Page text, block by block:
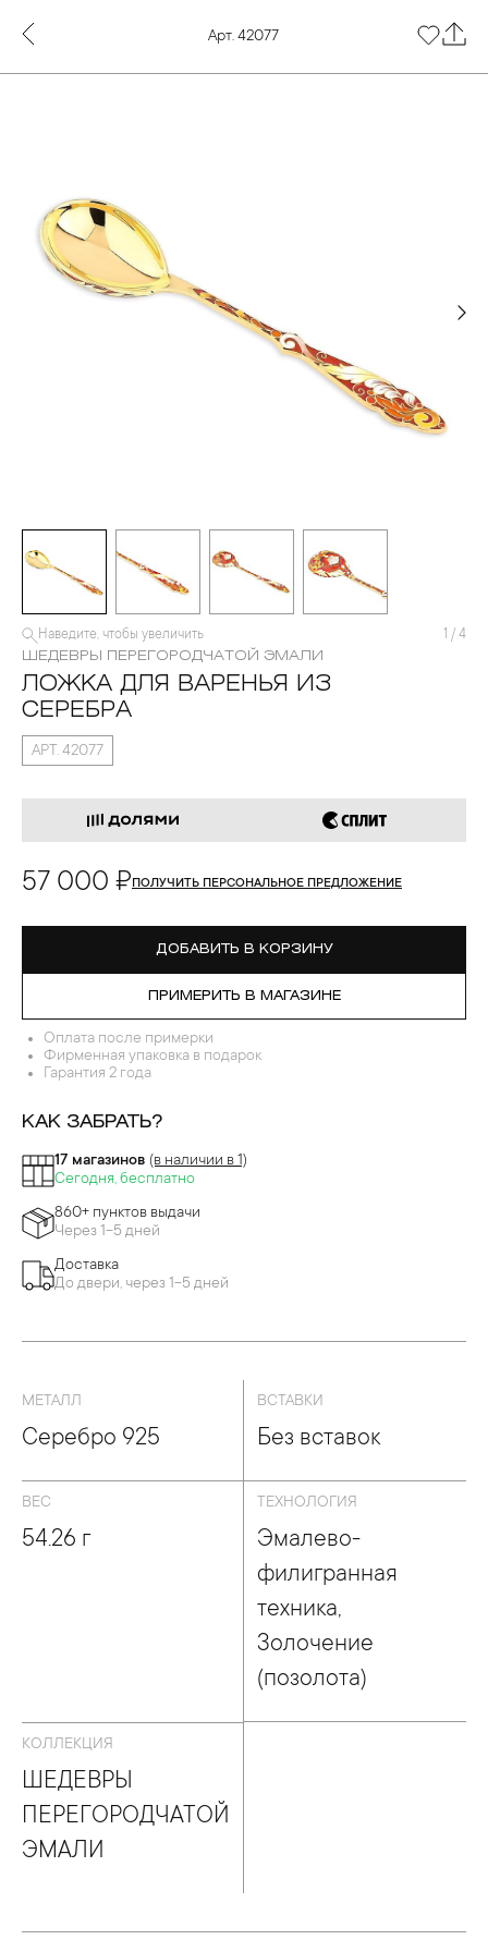
Арт. 42077
Наведите, чтобы увеличить 1 / 4
ШЕДЕВРЫ ПЕРЕГОРОДЧАТОЙ ЭМАЛИ
ЛОЖКА ДЛЯ ВАРЕНЬЯ ИЗ
СЕРЕБРА
АРТ. 42077
57 000 ₽ ПОЛУЧИТЬ ПЕРСОНАЛЬНОЕ ПРЕДЛОЖЕНИЕ
ДОБАВИТЬ В КОРЗИНУ
ПРИМЕРИТЬ В МАГАЗИНЕ
Оплата после примерки
Фирменная упаковка в подарок
Гарантия 2 года
КАК ЗАБРАТЬ?
17 магазинов (в наличии в 1)
Сегодня, бесплатно
860+ пунктов выдачи
Через 1-5 дней
Доставка
До двери, через 1-5 дней
МЕТАЛЛ
Серебро 925
ВСТАВКИ
Без вставок
ВЕС
54.26 г
ТЕХНОЛОГИЯ
Эмалево-
филигранная
техника,
Золочение
(позолота)
КОЛЛЕКЦИЯ
ШЕДЕВРЫ
ПЕРЕГОРОДЧАТОЙ
ЭМАЛИ